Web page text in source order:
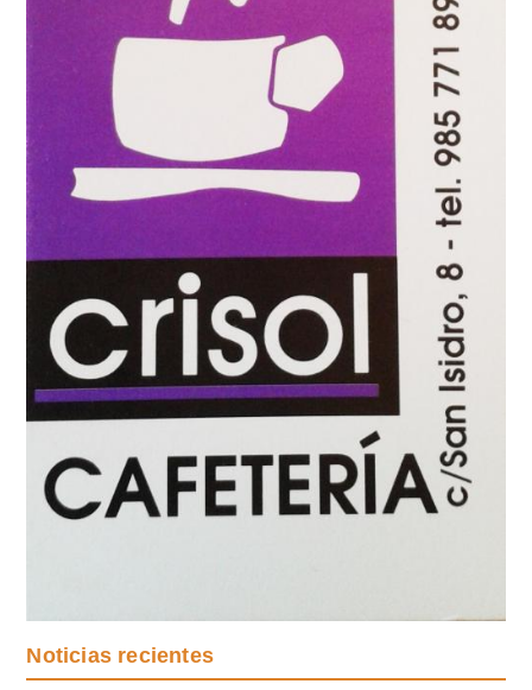
Noticias recientes